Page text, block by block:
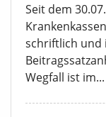
Seit dem
schriftlich und
Wegfall ist im...